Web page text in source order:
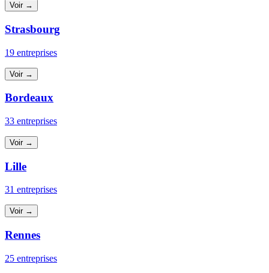
Voir →
Strasbourg
19 entreprises
Voir →
Bordeaux
33 entreprises
Voir →
Lille
31 entreprises
Voir →
Rennes
25 entreprises